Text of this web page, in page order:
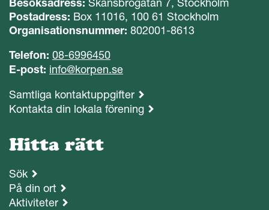
Postadress: Box 11016, 100 61 Stockholm
Organisationsnummer: 802001-8613
Telefon: 08-6996450
E-post: info@korpen.se
Samtliga kontaktuppgifter
Kontakta din lokala förening
Hitta rätt
Sök
På din ort
Aktiviteter